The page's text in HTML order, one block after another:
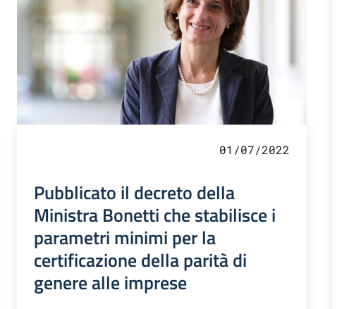
01/07/2022
Pubblicato il decreto della
Ministra Bonetti che stabilisce i
parametri minimi per la
certificazione della parità di
genere alle imprese